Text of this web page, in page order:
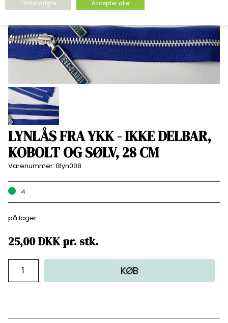
LYNLÅS FRA YKK - IKKE DELBAR,
KOBOLT OG SØLV, 28 CM
Varenummer: Blyn008
4
på lager
25,00DKKpr. stk.
KØB